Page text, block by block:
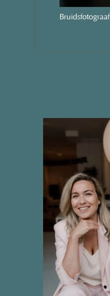
Bruidsfotograaf